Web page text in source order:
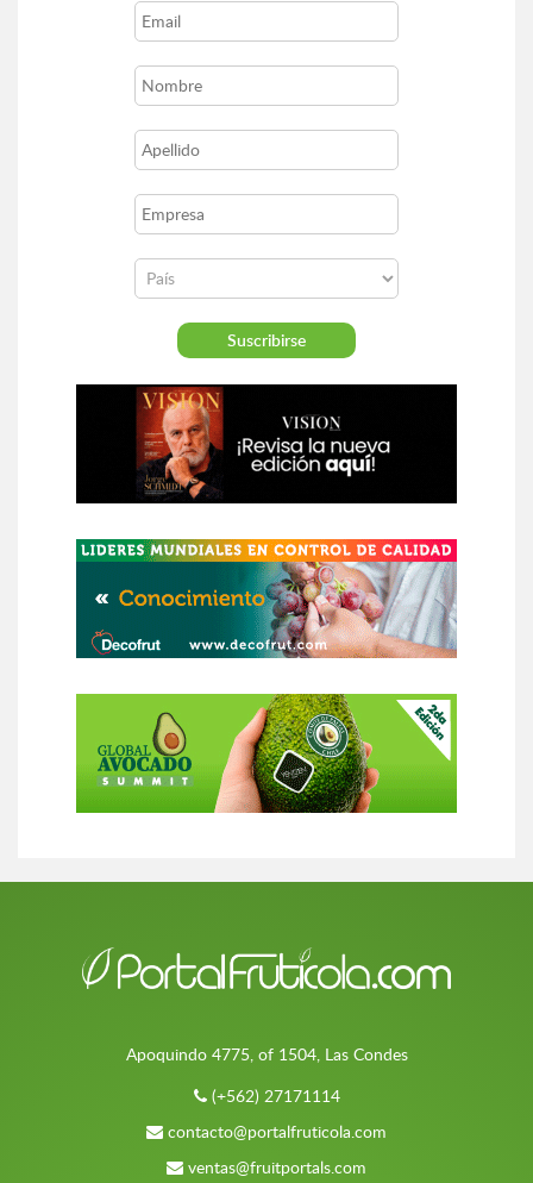
Apoquindo 4775, of 1504, Las Condes
(+562) 27171114
contacto@portalfruticola.com
ventas@fruitportals.com